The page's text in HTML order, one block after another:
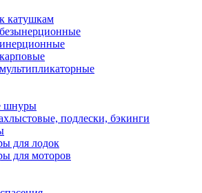
катушкам
шнуры
подлески, бэкинги
для лодок
для моторов